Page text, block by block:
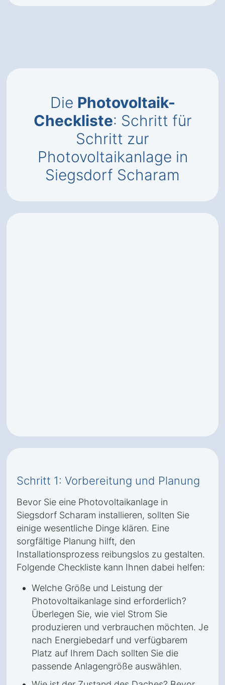
Die Photovoltaik-
Checkliste: Schritt für
Schritt zur
Photovoltaikanlage in
Siegsdorf Scharam
Schritt 1: Vorbereitung und Planung
Bevor Sie eine Photovoltaikanlage in
Siegsdorf Scharam installieren, sollten Sie
einige wesentliche Dinge klären. Eine
sorgfältige Planung hilft, den
Installationsprozess reibungslos zu gestalten.
Folgende Checkliste kann Ihnen dabei helfen:
Welche Größe und Leistung der
Photovoltaikanlage sind erforderlich?
Überlegen Sie, wie viel Strom Sie
produzieren und verbrauchen möchten. Je
nach Energiebedarf und verfügbarem
Platz auf Ihrem Dach sollten Sie die
passende Anlagengröße auswählen.